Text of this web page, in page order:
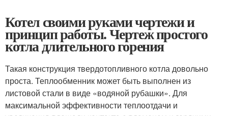
Котел своими руками чертежи и
принцип работы. Чертеж простого
котла длительного горения
Такая конструкция твердотопливного котла довольно
проста. Теплообменник может быть выполнен из
листовой стали в виде «водяной рубашки». Для
максимальной эффективности теплоотдачи и